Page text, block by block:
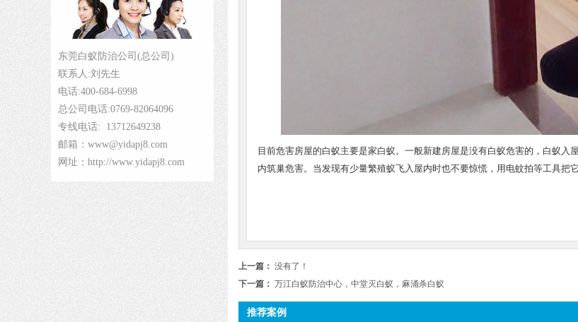
东莞白蚁防治公司(总公司)
联系人:刘先生
电话:400-684-6998
总公司电话:0769-82064096
专线电话: 13712649238
邮箱：www@yidapj8.com
网址：http://www.yidapj8.com
目前危害房屋的白蚁主要是家白蚁。一般新建房屋是没有白蚁危害的，白蚁
内筑巢危害。当发现有少量繁殖蚁飞入屋内时也不要惊慌，用电蚊拍等工具把
上一篇： 没有了！
下一篇： 万江白蚁防治中心，中堂灭白蚁，麻涌杀白蚁
推荐案例